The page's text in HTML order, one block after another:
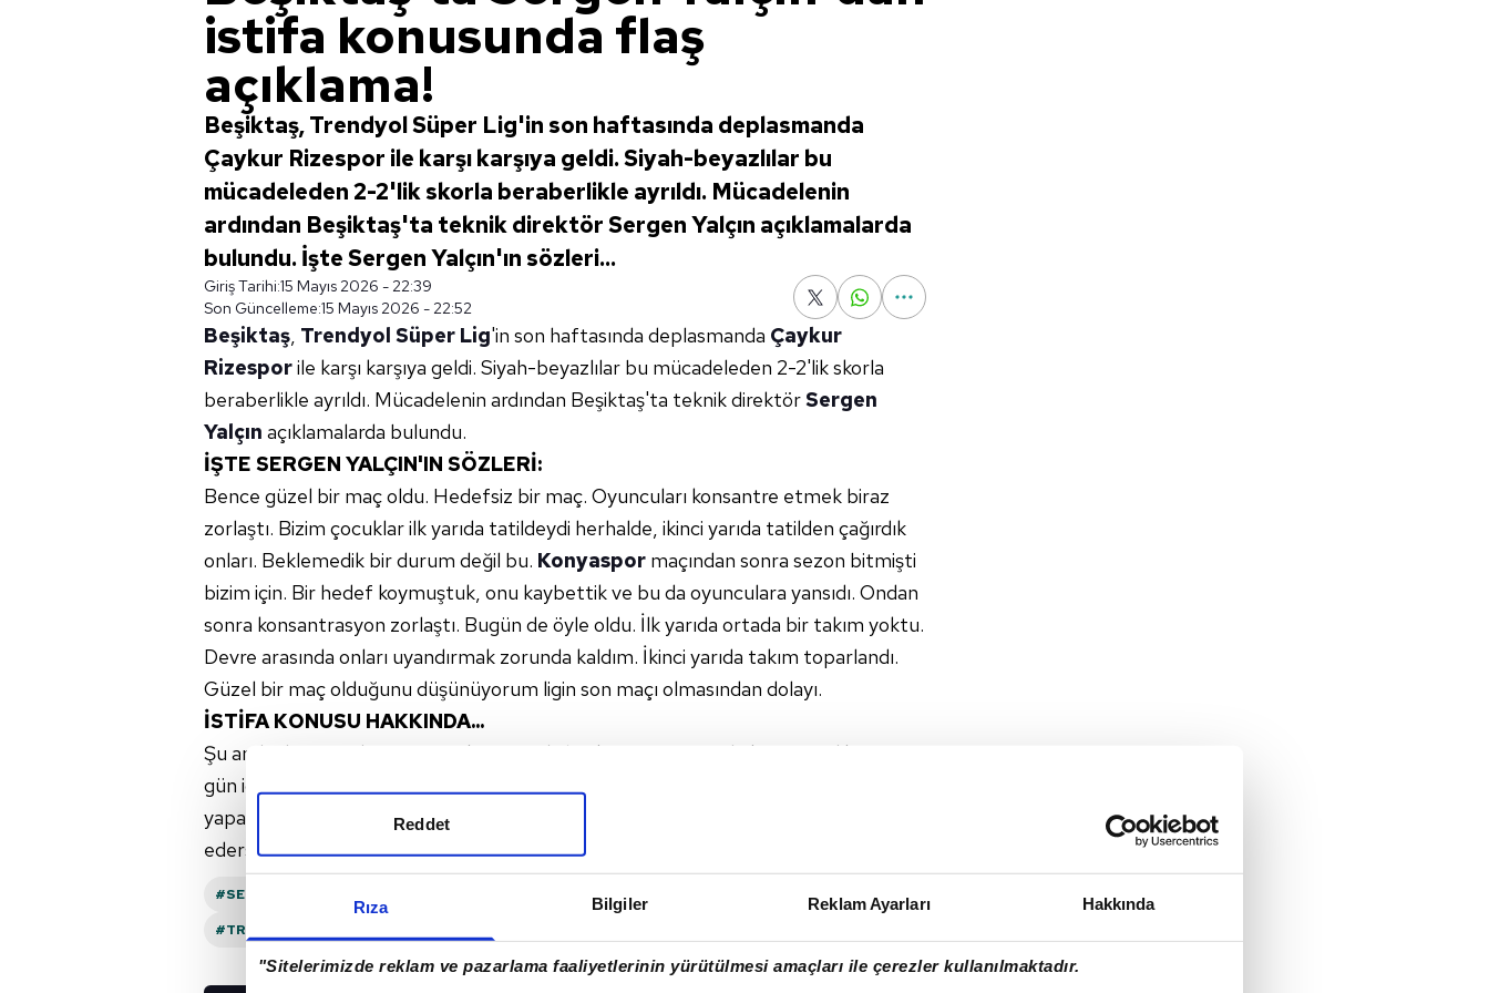
Rıza Bilgiler Reklam Ayarları Hakkında
"Sitelerimizde reklam ve pazarlama faaliyetlerinin yürütülmesi amaçları ile çerezler kullanılmaktadır.
Reddet
istifa konusunda flaş
açıklama!
Beşiktaş, Trendyol Süper Lig'in son haftasında deplasmanda
Çaykur Rizespor ile karşı karşıya geldi. Siyah-beyazlılar bu
mücadeleden 2-2'lik skorla beraberlikle ayrıldı. Mücadelenin
ardından Beşiktaş'ta teknik direktör Sergen Yalçın açıklamalarda
bulundu. İşte Sergen Yalçın'ın sözleri...
Giriş Tarihi:15 Mayıs 2026 - 22:39
Son Güncelleme:15 Mayıs 2026 - 22:52
Beşiktaş, Trendyol Süper Lig'in son haftasında deplasmanda Çaykur
Rizesporile karşı karşıya geldi. Siyah-beyazlılar bu mücadeleden 2-2'lik skorla
beraberlikle ayrıldı. Mücadelenin ardından Beşiktaş'ta teknik direktör Sergen
Yalçın açıklamalarda bulundu.
İŞTE SERGEN YALÇIN'IN SÖZLERİ:
Bence güzel bir maç oldu. Hedefsiz bir maç. Oyuncuları konsantre etmek biraz
zorlaştı. Bizim çocuklar ilk yarıda tatildeydi herhalde, ikinci yarıda tatilden çağırdık
onları. Beklemedik bir durum değil bu. Konyaspor maçından sonra sezon bitmişti
bizim için. Bir hedef koymuştuk, onu kaybettik ve bu da oyunculara yansıdı. Ondan
sonra konsantrasyon zorlaştı. Bugün de öyle oldu. İlk yarıda ortada bir takım yoktu.
Devre arasında onları uyandırmak zorunda kaldım. İkinci yarıda takım toparlandı.
Güzel bir maç olduğunu düşünüyorum ligin son maçı olmasından dolayı.
İSTİFA KONUSU HAKKINDA...
Şu anda devam edip etmeme konusunda başkan ve yönetimle konuşmadık. 3-4
gün içinde bunu belirleyeceğiz. Kulübün menfaatleri için ne gerekiyorsa onu
yapacağız. O yüzden şu anda bu konuları konuşmak istemiyorum. İnşallah devam
edersek bu konuları konuşuruz.
#SERGEN YALÇIN #KONYASPOR
#TRENDYOL SÜPER LIG